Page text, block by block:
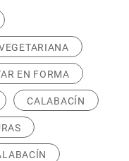
EN FORMA
CALABACÍN